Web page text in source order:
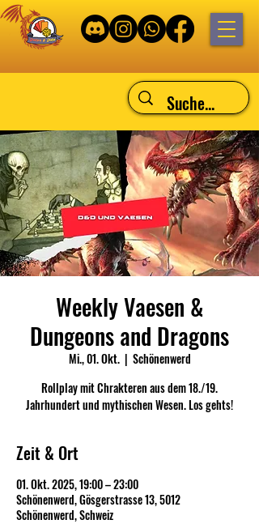
Weekly Vaesen &
Dungeons and Dragons
Mi., 01. Okt.
  |
Schönenwerd
Rollplay mit Chrakteren aus dem 18./19.
Jahrhundert und mythischen Wesen. Los gehts!
Zeit & Ort
01. Okt. 2025, 19:00 – 23:00
Schönenwerd, Gösgerstrasse 13, 5012
Schönenwerd, Schweiz